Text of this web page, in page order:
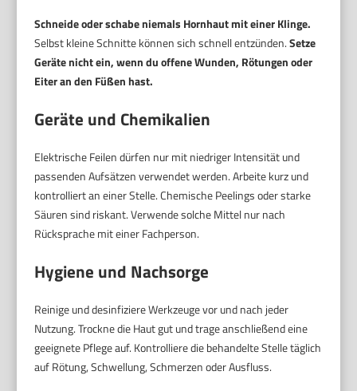
Schneide oder schabe niemals Hornhaut mit einer Klinge.
Selbst kleine Schnitte können sich schnell entzünden.Setze
Geräte nicht ein, wenn du offene Wunden, Rötungen oder
Eiter an den Füßen hast.
Geräte und Chemikalien
Elektrische Feilen dürfen nur mit niedriger Intensität und
passenden Aufsätzen verwendet werden. Arbeite kurz und
kontrolliert an einer Stelle. Chemische Peelings oder starke
Säuren sind riskant. Verwende solche Mittel nur nach
Rücksprache mit einer Fachperson.
Hygiene und Nachsorge
Reinige und desinfiziere Werkzeuge vor und nach jeder
Nutzung. Trockne die Haut gut und trage anschließend eine
geeignete Pflege auf. Kontrolliere die behandelte Stelle täglich
auf Rötung, Schwellung, Schmerzen oder Ausfluss.